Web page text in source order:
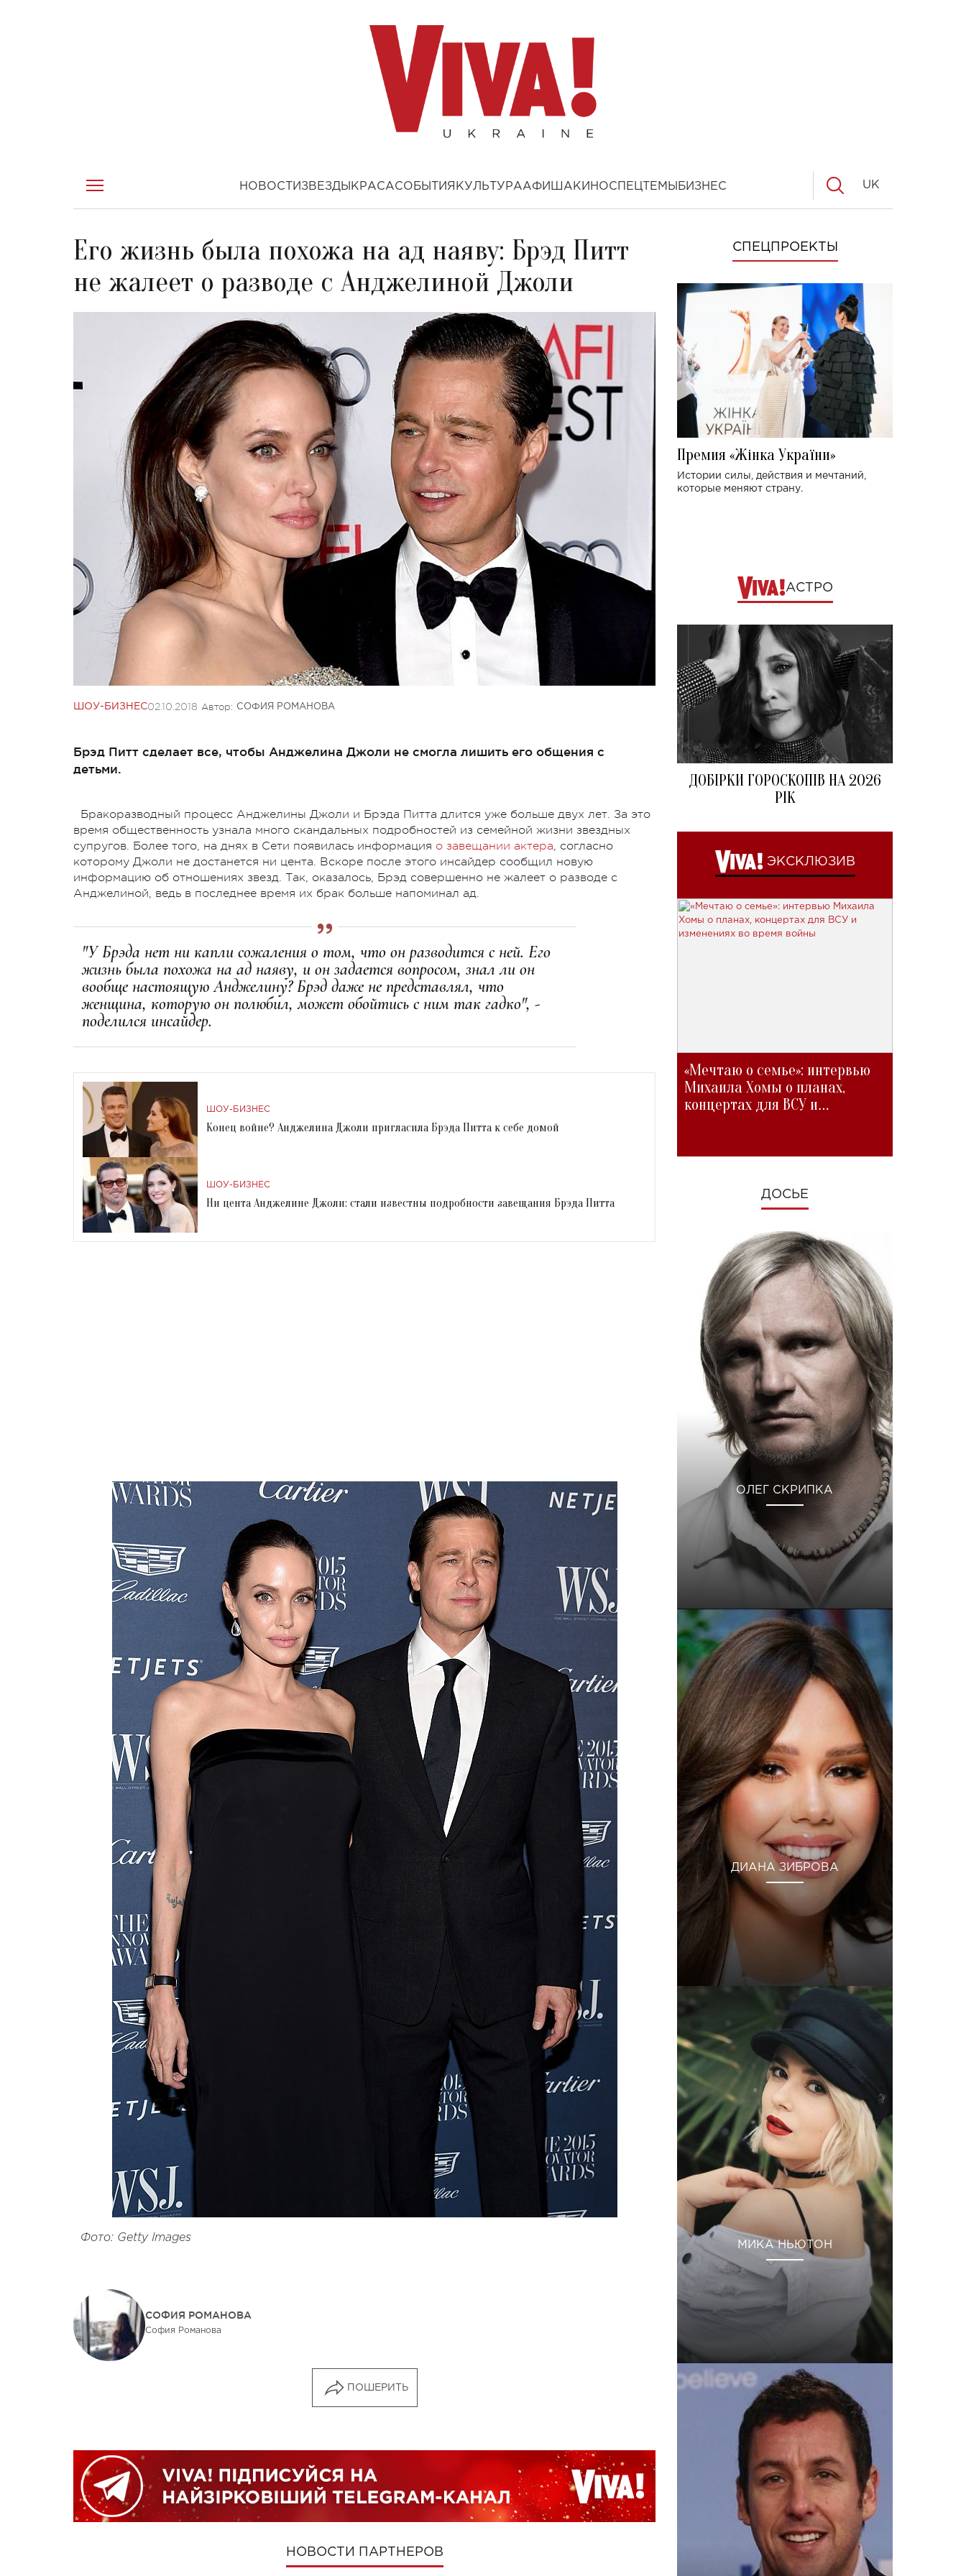
НОВОСТИ ЗВЕЗДЫ КРАСАСОБЫТИЯ КУЛЬТУРААФИША КИНОСПЕЦТЕМЫ БИЗНЕС UK
Его жизнь была похожа на ад наяву: Брэд Питт
не жалеет о разводе с Анджелиной Джоли
ШОУ-БИЗНЕС02.10.2018 Автор: СОФИЯ РОМАНОВА
Брэд Питт сделает все, чтобы Анджелина Джоли не смогла лишить его общения с
детьми.
Бракоразводный процесс Анджелины Джоли и Брэда Питта длится уже больше двух лет. За это
время общественность узнала много скандальных подробностей из семейной жизни звездных
супругов. Более того, на днях в Сети появилась информация о завещании актера, согласно
которому Джоли не достанется ни цента. Вскоре после этого инсайдер сообщил новую
информацию об отношениях звезд. Так, оказалось, Брэд совершенно не жалеет о разводе с
Анджелиной, ведь в последнее время их брак больше напоминал ад.
"У Брэда нет ни капли сожаления о том, что он разводится с ней. Его
жизнь была похожа на ад наяву, и он задается вопросом, знал ли он
вообще настоящую Анджелину? Брэд даже не представлял, что
женщина, которую он полюбил, может обойтись с ним так гадко", -
поделился инсайдер.
ШОУ-БИЗНЕС
Конец войне? Анджелина Джоли пригласила Брэда Питта к себе домой
ШОУ-БИЗНЕС
Ни цента Анджелине Джоли: стали известны подробности завещания Брэда Питта
Фото: Getty Images
СОФИЯ РОМАНОВА
София Романова
ПОШЕРИТЬ
НОВОСТИ ПАРТНЕРОВ
СПЕЦПРОЕКТЫ
Премия «Жінка України»
Истории силы, действия и мечтаний,
которые меняют страну.
АСТРО
ДОБІРКИ ГОРОСКОПІВ НА 2026
РІК
ЭКСКЛЮЗИВ
«Мечтаю о семье»: интервью
Михаила Хомы о планах,
концертах для ВСУ и
ДОСЬЕ
ОЛЕГ СКРИПКА
ДИАНА ЗИБРОВА
МИКА НЬЮТОН